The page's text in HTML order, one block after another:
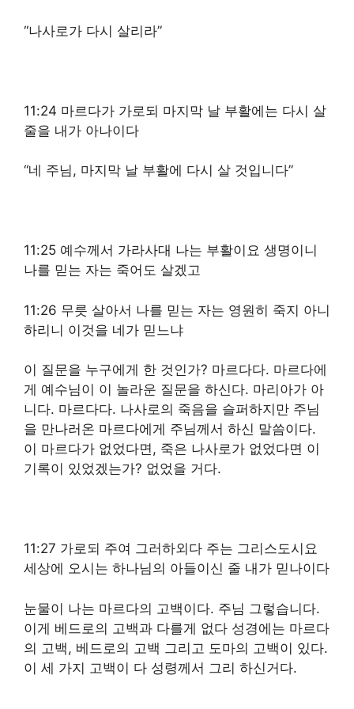
“나사로가 다시 살리라”
11:24 마르다가 가로되 마지막 날 부활에는 다시 살
줄을 내가 아나이다
“네 주님, 마지막 날 부활에 다시 살 것입니다”
11:25 예수께서 가라사대 나는 부활이요 생명이니
나를 믿는 자는 죽어도 살겠고
11:26 무릇 살아서 나를 믿는 자는 영원히 죽지 아니
하리니 이것을 네가 믿느냐
이 질문을 누구에게 한 것인가? 마르다다. 마르다에
게 예수님이 이 놀라운 질문을 하신다. 마리아가 아
니다. 마르다다. 나사로의 죽음을 슬퍼하지만 주님
을 만나러온 마르다에게 주님께서 하신 말씀이다.
이 마르다가 없었다면, 죽은 나사로가 없었다면 이
기록이 있었겠는가? 없었을 거다.
11:27 가로되 주여 그러하외다 주는 그리스도시요
세상에 오시는 하나님의 아들이신 줄 내가 믿나이다
눈물이 나는 마르다의 고백이다. 주님 그렇습니다.
이게 베드로의 고백과 다를게 없다 성경에는 마르다
의 고백, 베드로의 고백 그리고 도마의 고백이 있다.
이 세 가지 고백이 다 성령께서 그리 하신거다.